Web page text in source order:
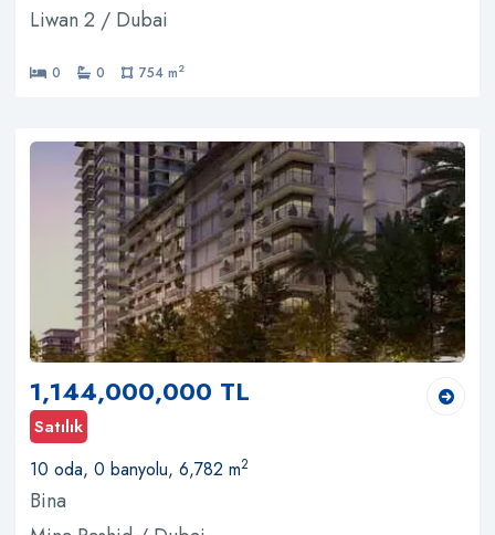
Liwan 2 / Dubai
0 0 754 m2
1,144,000,000 TL
Satılık
10 oda, 0 banyolu, 6,782 m2
Bina